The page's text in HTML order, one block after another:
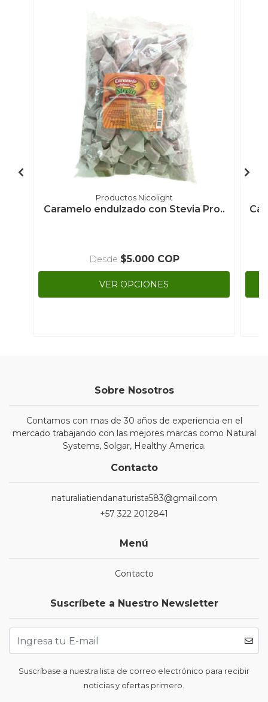
Productos Nicolight
Caramelo endulzado con Stevia Pro..
Desde $5.000 COP
VER OPCIONES
Sobre Nosotros
Contamos con mas de 30 años de experiencia en el
mercado trabajando con las mejores marcas como Natural
Systems, Solgar, Healthy America.
Contacto
naturaliatiendanaturista583@gmail.com
+57 322 2012841
Menú
Contacto
Suscríbete a Nuestro Newsletter
Suscríbase a nuestra lista de correo electrónico para recibir
noticias y ofertas primero.